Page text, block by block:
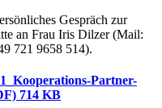
Gespräch zur
an Frau Iris Dilzer (Mail:
721 9658 514).
Partner-
714 KB